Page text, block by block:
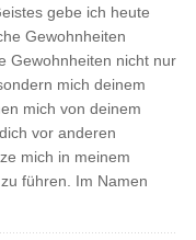
gebe ich heute
Gewohnheiten
Gewohnheiten nicht nur
mich deinem
mich von deinem
vor anderen
mich in meinem
führen. Im Namen